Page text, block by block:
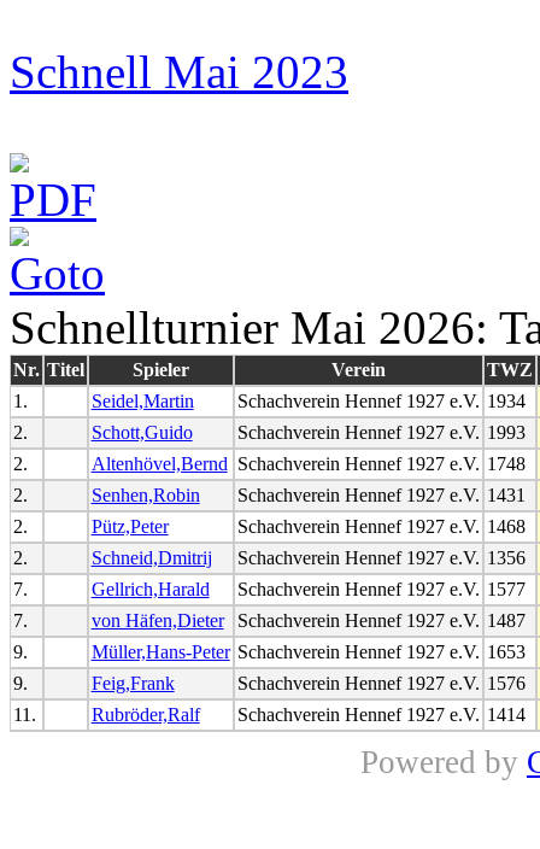
Schnell Mai 2023
Schnellturnier Mai 2026:
Nr. Titel Spieler Verein
TWZ
1.
Seidel,Martin Schachverein Hennef 1927 e.V. 1934
2.
Schott,Guido Schachverein Hennef 1927 e.V. 1993
2.
Altenhövel,Bernd Schachverein Hennef 1927 e.V. 1748
2.
Senhen,Robin Schachverein Hennef 1927 e.V. 1431
2.
Pütz,Peter Schachverein Hennef 1927 e.V. 1468
2.
Schneid,Dmitrij Schachverein Hennef 1927 e.V. 1356
7.
Gellrich,Harald Schachverein Hennef 1927 e.V. 1577
7.
von Häfen,Dieter Schachverein Hennef 1927 e.V. 1487
9.
Müller,Hans-Peter Schachverein Hennef 1927 e.V. 1653
9.
Feig,Frank Schachverein Hennef 1927 e.V. 1576
11.
Rubröder,Ralf Schachverein Hennef 1927 e.V. 1414
Powered by